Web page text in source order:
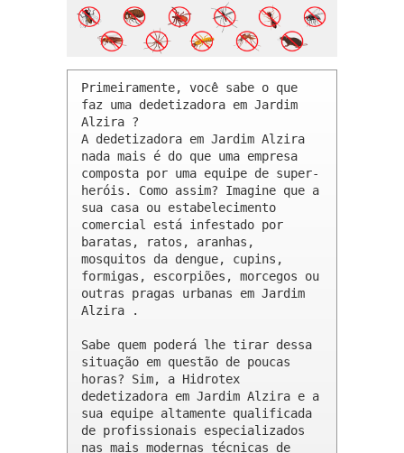
Primeiramente, você sabe o que
faz uma dedetizadora em Jardim
Alzira ?
A dedetizadora em Jardim Alzira
nada mais é do que uma empresa
composta por uma equipe de super-
heróis. Como assim? Imagine que a
sua casa ou estabelecimento
comercial está infestado por
baratas, ratos, aranhas,
mosquitos da dengue, cupins,
formigas, escorpiões, morcegos ou
outras pragas urbanas em Jardim
Alzira .
Sabe quem poderá lhe tirar dessa
situação em questão de poucas
horas? Sim, a Hidrotex
dedetizadora em Jardim Alzira e a
sua equipe altamente qualificada
de profissionais especializados
nas mais modernas técnicas de